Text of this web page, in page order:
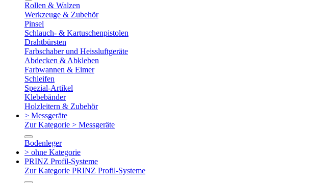
Rollen & Walzen
Werkzeuge & Zubehör
Pinsel
Schlauch- & Kartuschenpistolen
Drahtbürsten
Farbschaber und Heissluftgeräte
Abdecken & Abkleben
Farbwannen & Eimer
Schleifen
Spezial-Artikel
Klebebänder
Holzleitern & Zubehör
> Messgeräte
Zur Kategorie > Messgeräte
Bodenleger
> ohne Kategorie
PRINZ Profil-Systeme
Zur Kategorie PRINZ Profil-Systeme